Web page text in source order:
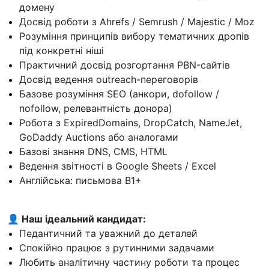
домену
Досвід роботи з Ahrefs / Semrush / Majestic / Moz
Розуміння принципів вибору тематичних дропів
під конкретні ніші
Практичний досвід розгортання PBN-сайтів
Досвід ведення outreach-переговорів
Базове розуміння SEO (анкори, dofollow /
nofollow, релевантність донора)
Робота з ExpiredDomains, DropCatch, NameJet,
GoDaddy Auctions або аналогами
Базові знання DNS, CMS, HTML
Ведення звітності в Google Sheets / Excel
Англійська: письмова В1+
👤 Наш ідеальний кандидат:
Педантичний та уважний до деталей
Спокійно працює з рутинними задачами
Любить аналітичну частину роботи та процес